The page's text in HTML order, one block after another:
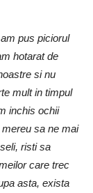
am pus piciorul
hotarat de
si nu
mult in timpul
inchis ochii
sa ne mai
risti sa
care trec
asta, exista